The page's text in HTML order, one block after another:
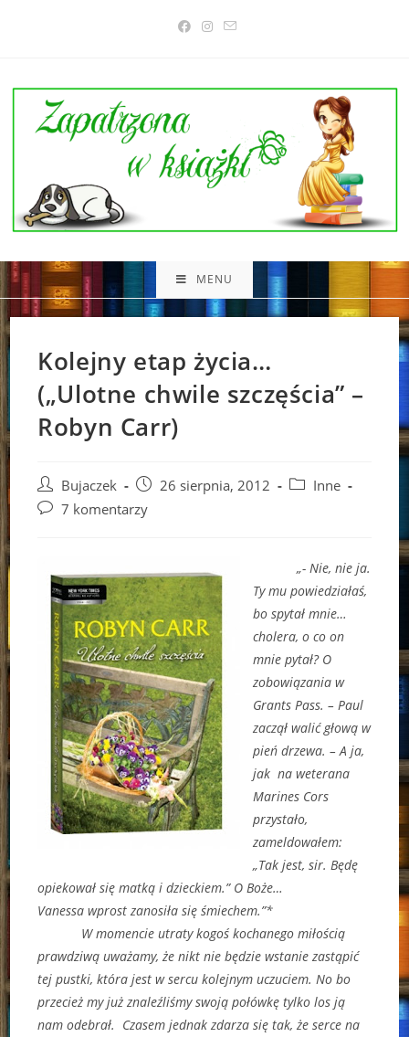
MENU
Kolejny etap życia…
(„Ulotne chwile szczęścia” –
Robyn Carr)
Post
author:
Bujaczek
Post
published:
26 sierpnia, 2012
PostInne
Post7 komentarzy
„- Nie, nie ja.
Ty mu powiedziałaś,
bo spytał mnie…
cholera, o co on
mnie pytał? O
zobowiązania w
Grants Pass. – Paul
zaczął walić głową w
pień drzewa. – A ja,
jak na weterana
Marines Cors
przystało,
zameldowałem:
„Tak jest, sir. Będę
opiekował się matką i dzieckiem.” O Boże…
Vanessa wprost zanosiła się śmiechem.”*
W momencie utraty kogoś kochanego miłością
prawdziwą uważamy, że nikt nie będzie wstanie zastąpić
tej pustki, która jest w sercu kolejnym uczuciem. No bo
przecież my już znaleźliśmy swoją połówkę tylko los ją
nam odebrał. Czasem jednak zdarza się tak, że serce na